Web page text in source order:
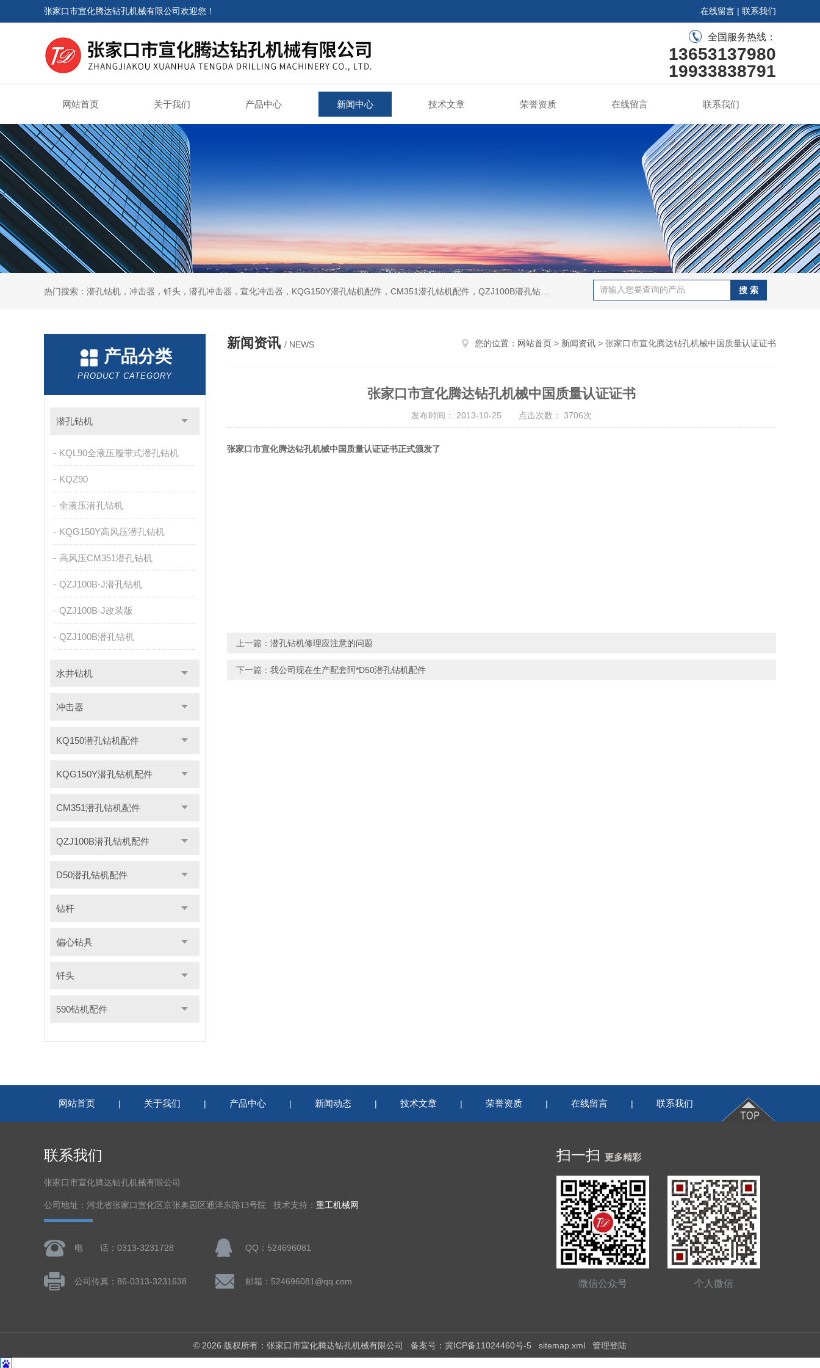
张家口市宣化腾达钻孔机械有限公司欢迎您！ 在线留言 | 联系我们
全国服务热线：
13653137980
19933838791
网站首页 关于我们 产品中心 新闻中心 技术文章 荣誉资质 在线留言 联系我们
产品分类
PRODUCT CATEGORY
潜孔钻机
KQL90全液压履带式潜孔钻机
KQZ90
全液压潜孔钻机
KQG150Y高风压潜孔钻机
高风压CM351潜孔钻机
QZJ100B-J潜孔钻机
QZJ100B-J改装版
QZJ100B潜孔钻机
水井钻机
冲击器
KQ150潜孔钻机配件
KQG150Y潜孔钻机配件
CM351潜孔钻机配件
QZJ100B潜孔钻机配件
D50潜孔钻机配件
钻杆
偏心钻具
钎头
590钻机配件
新闻资讯 / NEWS 您的位置： 网站首页 > 新闻资讯 > 张家口市宣化腾达钻孔机械中国质量认证证书
张家口市宣化腾达钻孔机械中国质量认证证书
发布时间： 2013-10-25 点击次数： 3706次
张家口市宣化腾达钻孔机械中国质量认证证书正式颁发了
上一篇： 潜孔钻机修理应注意的问题
下一篇： 我公司现在生产配套阿*D50潜孔钻机配件
网站首页 | 关于我们 | 产品中心 | 新闻动态 | 技术文章 | 荣誉资质 | 在线留言 | 联系我们
联系我们
张家口市宣化腾达钻孔机械有限公司
公司地址：河北省张家口宣化区京张奥园区通洋东路13号院 技术支持： 重工机械网
电 话：0313-3231728 QQ：524696081
公司传真：86-0313-3231638 邮箱：524696081@qq.com
扫一扫 更多精彩
微信公众号 个人微信
© 2026 版权所有：张家口市宣化腾达钻孔机械有限公司 备案号：冀ICP备11024460号-5 sitemap.xml 管理登陆